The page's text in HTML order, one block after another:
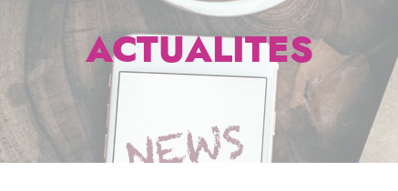
ACTUALITES